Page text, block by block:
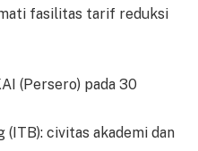
fasilitas tarif reduksi
(Persero) pada 30
civitas akademi dan